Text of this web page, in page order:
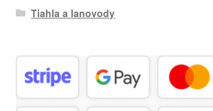
Tiahla a lanovody